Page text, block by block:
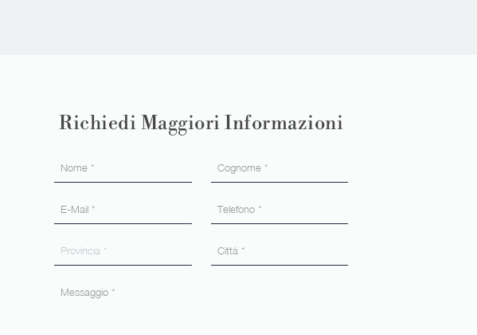
Richiedi Maggiori Informazioni